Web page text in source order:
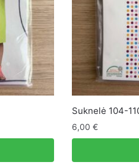
Suknelė 104-
6,00 €